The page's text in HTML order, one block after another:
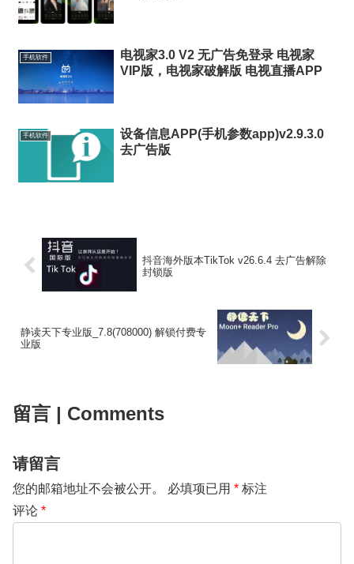
手机软件
电视家3.0 V2 无广告免登录 电视家
VIP版，电视家破解版 电视直播APP
手机软件
设备信息APP(手机参数app)v2.9.3.0
去广告版
抖音海外版本TikTok v26.6.4 去广告解除
封锁版
静读天下专业版_7.8(708000) 解锁付费专
业版
留言 | Comments
请留言
您的邮箱地址不会被公开。 必填项已用 * 标注
评论 *